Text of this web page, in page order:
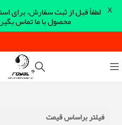
فیلتر براساس قیمت
لطفاً قبل از ثبت سفارش، برای
محصول با ما تماس
X